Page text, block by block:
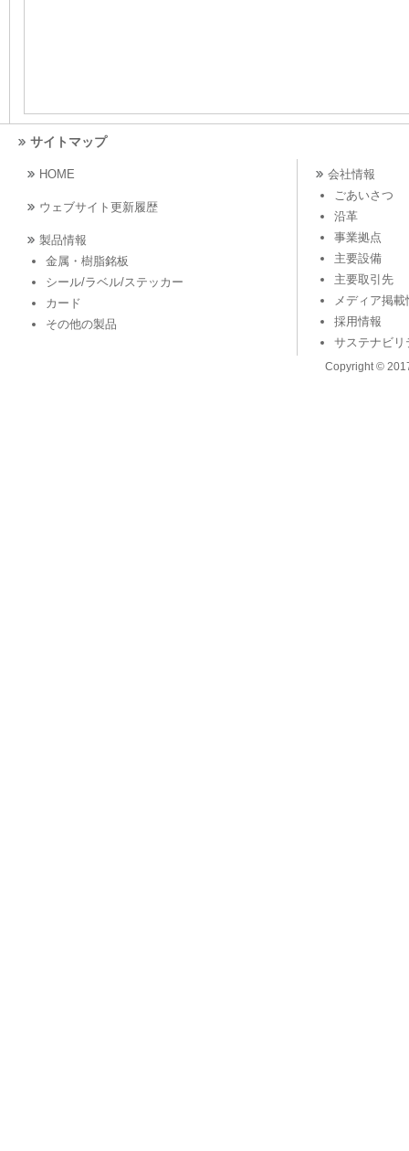
サイトマップ
HOME
ウェブサイト更新履歴
製品情報
金属・樹脂銘板
シール/ラベル/ステッカー
カード
その他の製品
会社情報
ごあいさつ
沿革
事業拠点
主要設備
主要取引先
メディア掲載
採用情報
サステナビリ
Copyright ©